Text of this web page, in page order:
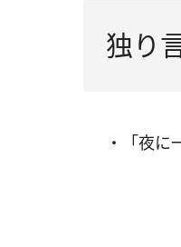
独り
・「夜に